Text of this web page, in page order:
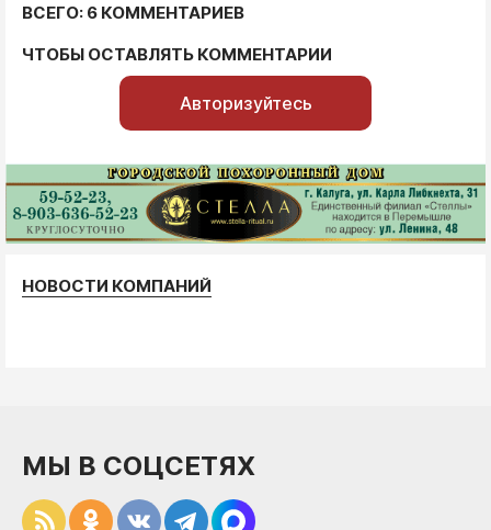
ВСЕГО: 6 КОММЕНТАРИЕВ
ЧТОБЫ ОСТАВЛЯТЬ КОММЕНТАРИИ
Авторизуйтесь
НОВОСТИ КОМПАНИЙ
МЫ В СОЦСЕТЯХ